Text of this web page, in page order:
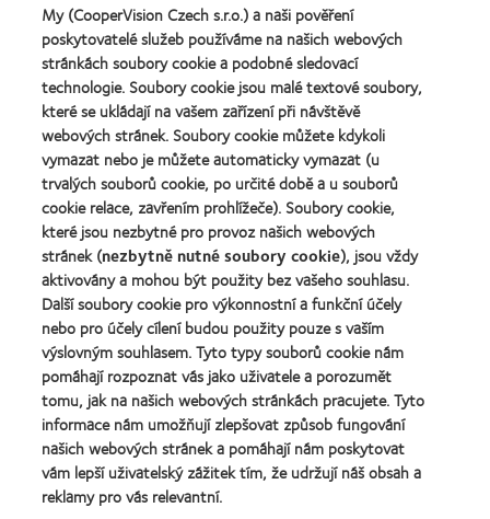
vedoucí
pracovníky
roku
2012
a
2010
(2012)
závod
roku
2011
(2011)
Learn
more
about
Cena
Wealth
of
health
2011
(2011)
Learn
more
about
Cena
ODMA
2011
(2011)
Learn
more
about
Cena
REBRAND
100®
Global
Award
za
rok
2012
(2012)
Naše produkty
Technologie kontaktních čoček
Najděte ty pravé čočky pro vás
Kontaktní čočky a zrak
My (CooperVision Czech s.r.o.) a naši pověření
poskytovatelé služeb používáme na našich webových
stránkách soubory cookie a podobné sledovací
technologie. Soubory cookie jsou malé textové soubory,
které se ukládají na vašem zařízení při návštěvě
webových stránek. Soubory cookie můžete kdykoli
vymazat nebo je můžete automaticky vymazat (u
trvalých souborů cookie, po určité době a u souborů
cookie relace, zavřením prohlížeče). Soubory cookie,
které jsou nezbytné pro provoz našich webových
stránek (nezbytně nutné soubory cookie), jsou vždy
aktivovány a mohou být použity bez vašeho souhlasu.
Další soubory cookie pro výkonnostní a funkční účely
nebo pro účely cílení budou použity pouze s vaším
výslovným souhlasem. Tyto typy souborů cookie nám
pomáhají rozpoznat vás jako uživatele a porozumět
tomu, jak na našich webových stránkách pracujete. Tyto
informace nám umožňují zlepšovat způsob fungování
našich webových stránek a pomáhají nám poskytovat
vám lepší uživatelský zážitek tím, že udržují náš obsah a
reklamy pro vás relevantní.